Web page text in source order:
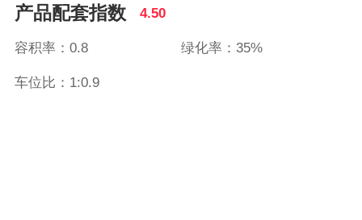
产品配套指数 4.50
容积率：0.8 绿化率：35%
车位比：1:0.9